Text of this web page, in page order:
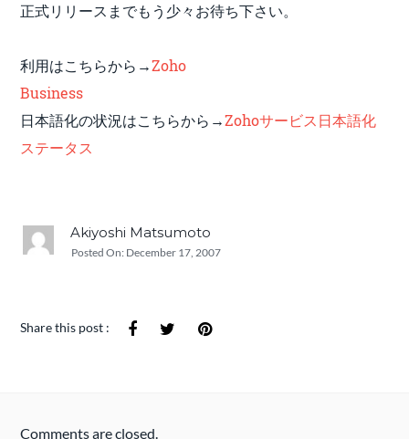
正式リリースまでもう少々お待ち下さい。
利用はこちらから→Zoho
Business
日本語化の状況はこちらから→Zohoサービス日本語化
ステータス
Akiyoshi Matsumoto
Posted On: December 17, 2007
Share this post :
Comments are closed.